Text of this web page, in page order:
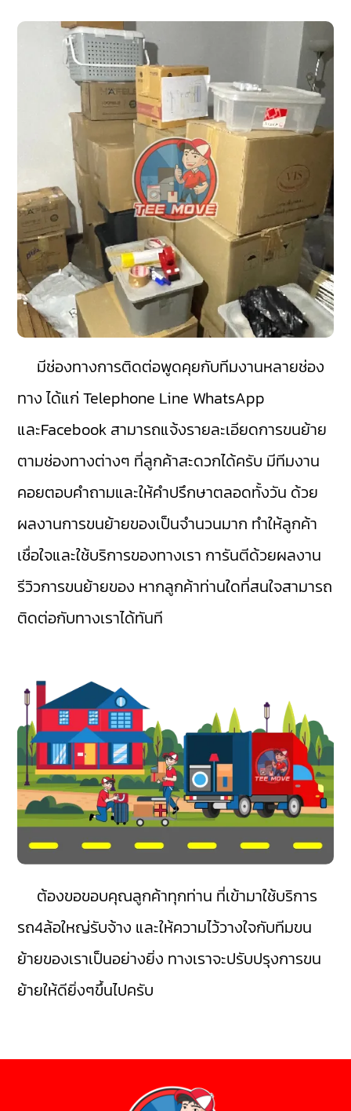
มีช่องทางการติดต่อพูดคุยกับทีมงานหลายช่อง
ทาง ได้แก่ Telephone Line WhatsApp
และFacebook สามารถแจ้งรายละเอียดการขนย้าย
ตามช่องทางต่างๆ ที่ลูกค้าสะดวกได้ครับ มีทีมงาน
คอยตอบคำถามและให้คำปรึกษาตลอดทั้งวัน ด้วย
ผลงานการขนย้ายของเป็นจำนวนมาก ทำให้ลูกค้า
เชื่อใจและใช้บริการของทางเรา การันตีด้วยผลงาน
รีวิวการขนย้ายของ หากลูกค้าท่านใดที่สนใจสามารถ
ติดต่อกับทางเราได้ทันที
ต้องขอขอบคุณลูกค้าทุกท่าน ที่เข้ามาใช้บริการ
รถ4ล้อใหญ่รับจ้าง และให้ความไว้วางใจกับทีมขน
ย้ายของเราเป็นอย่างยิ่ง ทางเราจะปรับปรุงการขน
ย้ายให้ดียิ่งๆขึ้นไปครับ